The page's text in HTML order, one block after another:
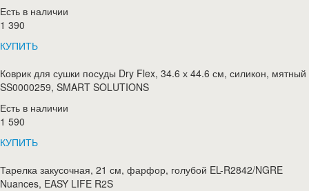
Есть в наличии
1 390
КУПИТЬ
Коврик для сушки посуды Dry Flex, 34.6 х 44.6 см, силикон, мятный
SS0000259, SMART SOLUTIONS
Есть в наличии
1 590
КУПИТЬ
Тарелка закусочная, 21 см, фарфор, голубой EL-R2842/NGRE
Nuances, EASY LIFE R2S